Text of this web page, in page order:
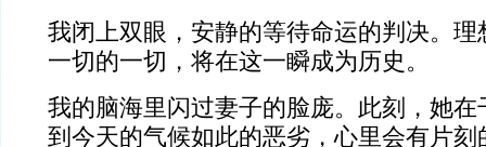
我闭上双眼，安静的等待命运的判决。理
一切的一切，将在这一瞬成为历史。
我的脑海里闪过妻子的脸庞。此刻，她在
到今天的气候如此的恶劣，心里会有片刻